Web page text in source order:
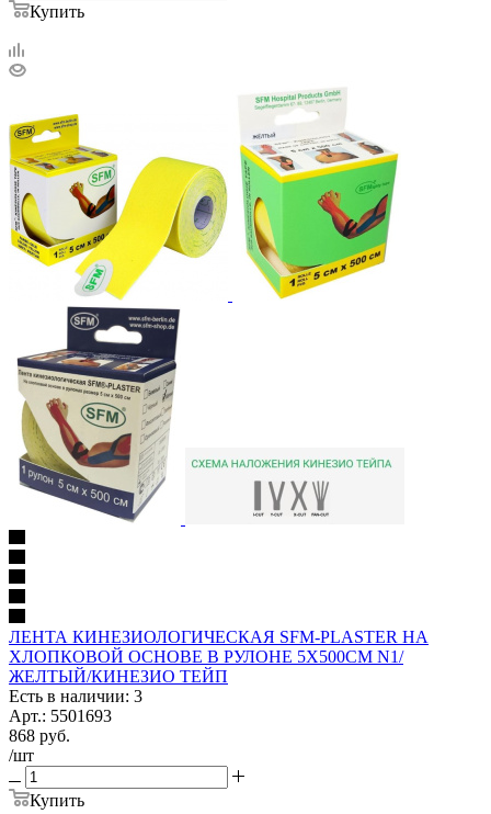
Купить
ЛЕНТА КИНЕЗИОЛОГИЧЕСКАЯ SFM-PLASTER НА
ХЛОПКОВОЙ ОСНОВЕ В РУЛОНЕ 5Х500СМ N1/
ЖЕЛТЫЙ/КИНЕЗИО ТЕЙП
Есть в наличии: 3
Арт.: 5501693
868 руб.
/шт
Купить